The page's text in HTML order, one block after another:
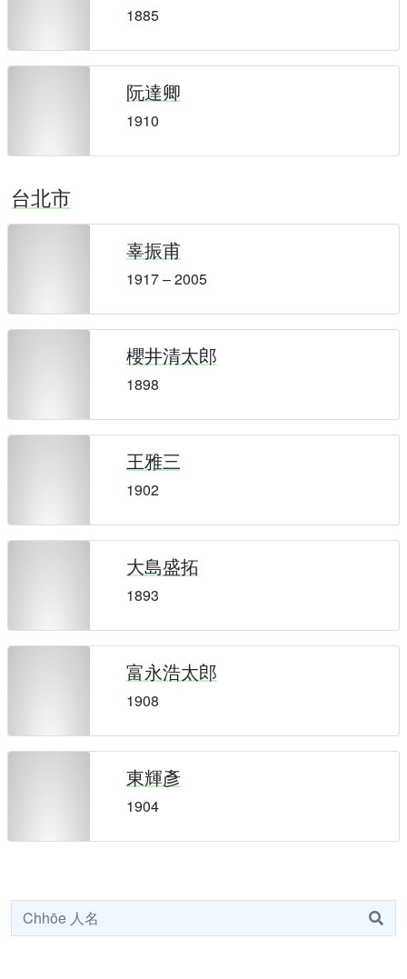
1885
阮達卿
1910
台北市
辜振甫
1917 – 2005
櫻井清太郎
1898
王雅三
1902
大島盛拓
1893
富永浩太郎
1908
東輝彥
1904